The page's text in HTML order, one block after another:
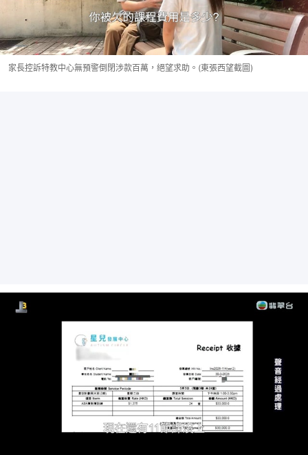
家長控訴特教中心無預警倒閉涉款百萬，絕望求助。(東張西望截圖)